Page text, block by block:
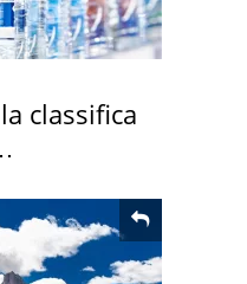
classifica